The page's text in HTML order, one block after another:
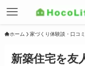
ホーム 家づくり体験談・口コミ
新築住宅を友